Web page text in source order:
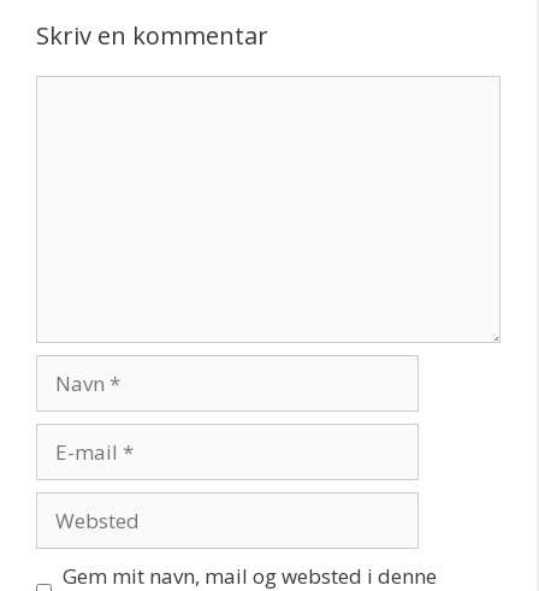
Skriv en kommentar
mail
Gem mit navn, mail og websted i denne